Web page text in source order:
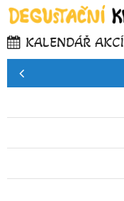
KALENDÁŘ AKCÍ